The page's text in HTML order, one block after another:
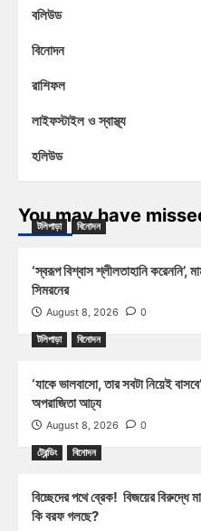
বলিউড
বিনোদন
রাশিফল
লাইফস্টাইল ও স্বাস্থ্য
হলিউড
You may have
টলিপাড়া বিনোদন
‘স্বরূপ বিশ্বাস শ্লীলতাহানি করেননি’,
সিমরনের
August 8, 2026 0
টলিপাড়া বিনোদন
‘যাকে ভালবাসো, তার সবটা নিয়েই
অপরাজিতা আঢ্য
August 8, 2026 0
ট্রেন্ডিং বিনোদন
বিচ্ছেদের পথে ব্রেক! বিজয়ের বিরুদ্ধে
কি বরফ গলছে?